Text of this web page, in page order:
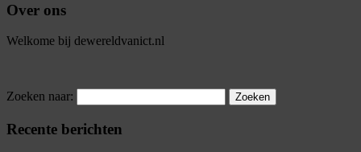
Over ons
Welkome bij dewereldvanict.nl
Zoeken naar:
Recente berichten